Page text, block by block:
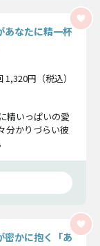
あなたに精一杯
1,320円（税込）
精いっぱいの愛
分かりづらい彼
密かに抱く「あ